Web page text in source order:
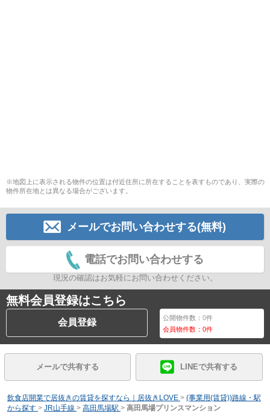
※地図上に表示される物件の位置は付近住所に所在することを表すものであり、実際の
物件所在地とは異なる場合がございます。
メールでお問い合わせする(無料)
電話でお問い合わせする
現況の確認はお気軽にお問い合わせください。
無料会員登録はこちら
会員登録 公開物件数：0件
会員物件数：0件
メールで共有する LINEで共有する
飲食店開業で居抜きの賃貸を探すなら｜居抜きLOVE > (事業用(賃貸))路線・駅
から探す > JR山手線 > 高田馬場駅 > 高田馬場プリンスマンション